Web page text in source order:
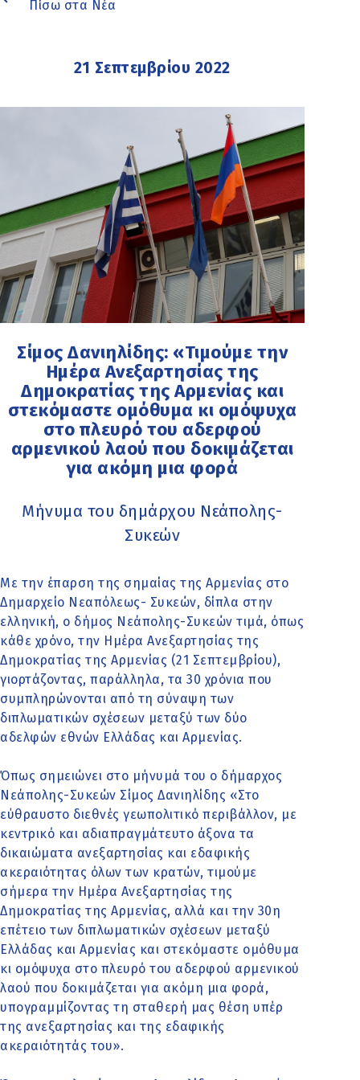
Πίσω στα Νέα
21 Σεπτεμβρίου 2022
Σίμος Δανιηλίδης: «Τιμούμε την
Ημέρα Ανεξαρτησίας της
Δημοκρατίας της Αρμενίας και
στεκόμαστε ομόθυμα κι ομόψυχα
στο πλευρό του αδερφού
αρμενικού λαού που δοκιμάζεται
για ακόμη μια φορά
Μήνυμα του δημάρχου Νεάπολης-
Συκεών
Με την έπαρση της σημαίας της Αρμενίας στο
Δημαρχείο Νεαπόλεως- Συκεών, δίπλα στην
ελληνική, ο δήμος Νεάπολης-Συκεών τιμά, όπως
κάθε χρόνο, την Ημέρα Ανεξαρτησίας της
Δημοκρατίας της Αρμενίας (21 Σεπτεμβρίου),
γιορτάζοντας, παράλληλα, τα 30 χρόνια που
συμπληρώνονται από τη σύναψη των
διπλωματικών σχέσεων μεταξύ των δύο
αδελφών εθνών Ελλάδας και Αρμενίας.
Όπως σημειώνει στο μήνυμά του ο δήμαρχος
Νεάπολης-Συκεών Σίμος Δανιηλίδης «Στο
εύθραυστο διεθνές γεωπολιτικό περιβάλλον, με
κεντρικό και αδιαπραγμάτευτο άξονα τα
δικαιώματα ανεξαρτησίας και εδαφικής
ακεραιότητας όλων των κρατών, τιμούμε
σήμερα την Ημέρα Ανεξαρτησίας της
Δημοκρατίας της Αρμενίας, αλλά και την 30η
επέτειο των διπλωματικών σχέσεων μεταξύ
Ελλάδας και Αρμενίας και στεκόμαστε ομόθυμα
κι ομόψυχα στο πλευρό του αδερφού αρμενικού
λαού που δοκιμάζεται για ακόμη μια φορά,
υπογραμμίζοντας τη σταθερή μας θέση υπέρ
της ανεξαρτησίας και της εδαφικής
ακεραιότητάς του».